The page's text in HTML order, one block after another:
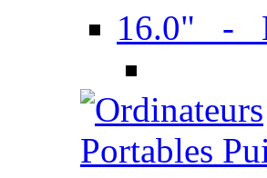
16.0" -